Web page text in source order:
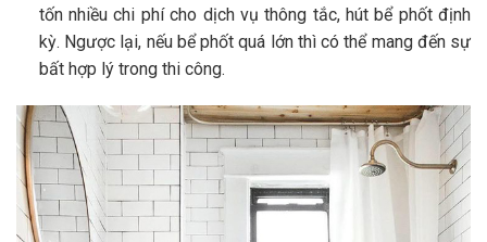
tốn nhiều chi phí cho dịch vụ thông tắc, hút bể phốt định
kỳ. Ngược lại, nếu bể phốt quá lớn thì có thể mang đến sự
bất hợp lý trong thi công.